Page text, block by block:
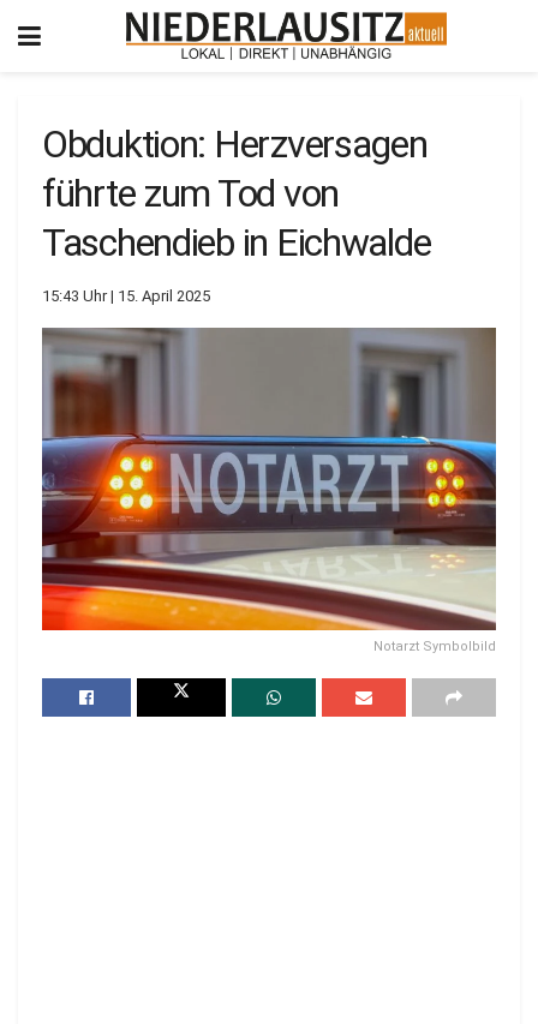
Obduktion: Herzversagen
führte zum Tod von
Taschendieb in Eichwalde
15:43 Uhr | 15. April 2025
Notarzt Symbolbild